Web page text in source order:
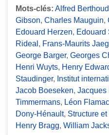
Mots-clés: Alfred Berthoud
Gibson, Charles Mauguin,
Edouard Herzen, Edouard
Rideal , Frans-Maurits
George Barger, Georges
Henri Wuyts, Henry
Staudinger, Institut
Jacob Boeseken, Jacques
Timmermans, Léon
Dony-Hénault, Structure
Henry Bragg, William